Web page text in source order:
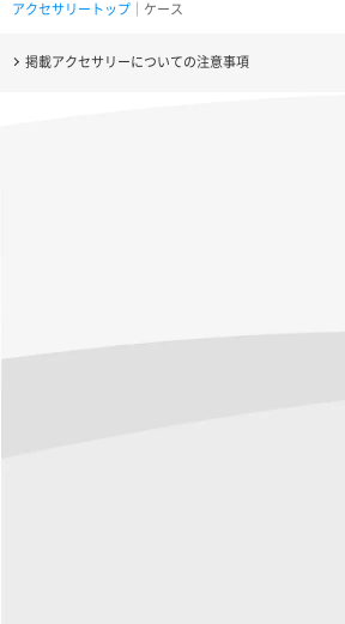
アクセサリートップ ｜ケース
掲載アクセサリーについての注意事項